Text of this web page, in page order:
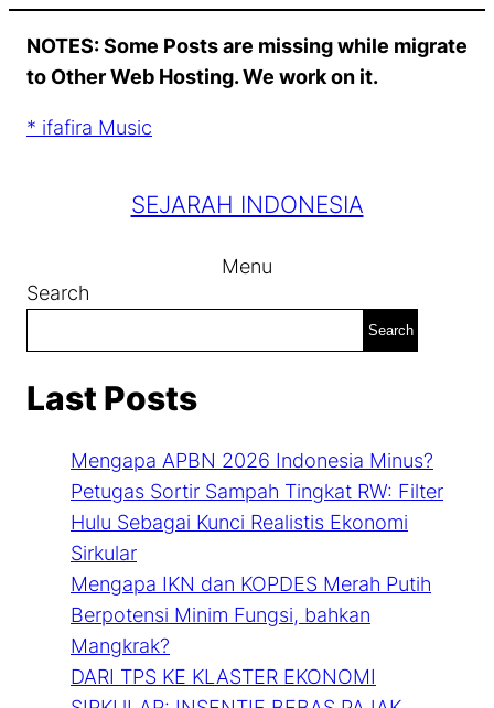
content
NOTES: Some Posts are missing while migrate
to Other Web Hosting. We work on it.
* ifafira Music
SEJARAH INDONESIA
Menu
Search
Search
Last Posts
Mengapa APBN 2026 Indonesia Minus?
Petugas Sortir Sampah Tingkat RW: Filter
Hulu Sebagai Kunci Realistis Ekonomi
Sirkular
Mengapa IKN dan KOPDES Merah Putih
Berpotensi Minim Fungsi, bahkan
Mangkrak?
DARI TPS KE KLASTER EKONOMI